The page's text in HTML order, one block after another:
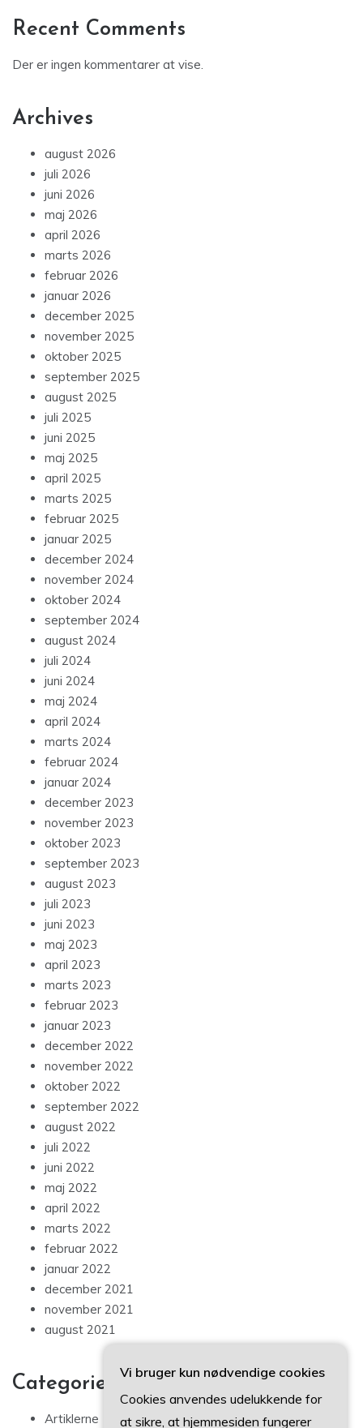
Recent Comments
Der er ingen kommentarer at vise.
Archives
august 2026
juli 2026
juni 2026
maj 2026
april 2026
marts 2026
februar 2026
januar 2026
december 2025
november 2025
oktober 2025
september 2025
august 2025
juli 2025
juni 2025
maj 2025
april 2025
marts 2025
februar 2025
januar 2025
december 2024
november 2024
oktober 2024
september 2024
august 2024
juli 2024
juni 2024
maj 2024
april 2024
marts 2024
februar 2024
januar 2024
december 2023
november 2023
oktober 2023
september 2023
august 2023
juli 2023
juni 2023
maj 2023
april 2023
marts 2023
februar 2023
januar 2023
december 2022
november 2022
oktober 2022
september 2022
august 2022
juli 2022
juni 2022
maj 2022
april 2022
marts 2022
februar 2022
januar 2022
december 2021
november 2021
august 2021
Categories
Artiklerne
Vi bruger kun nødvendige cookies
Cookies anvendes udelukkende for
at sikre, at hjemmesiden fungerer